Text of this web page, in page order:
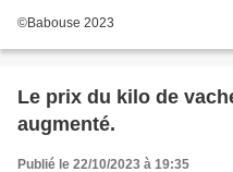
©Babouse 2023
Le prix du kilo de
augmenté.
Publié le 22/10/2023 à 19:35